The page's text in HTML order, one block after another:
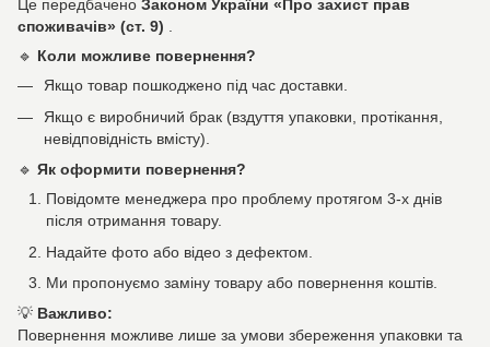
Це передбачено Законом України «Про захист прав
споживачів» (ст. 9) .
🔹 Коли можливе повернення?
Якщо товар пошкоджено під час доставки.
Якщо є виробничий брак (вздуття упаковки, протікання,
невідповідність вмісту).
🔹 Як оформити повернення?
Повідомте менеджера про проблему протягом 3-х днів
після отримання товару.
Надайте фото або відео з дефектом.
Ми пропонуємо заміну товару або повернення коштів.
💡 Важливо:
Повернення можливе лише за умови збереження упаковки та